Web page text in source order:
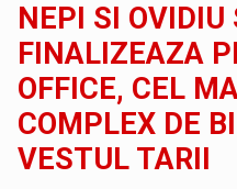
NEPI SI OVIDIU
FINALIZEAZA
OFFICE, CEL
COMPLEX DE
VESTUL TARII